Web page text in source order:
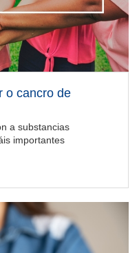
o cancro de
a substancias
importantes